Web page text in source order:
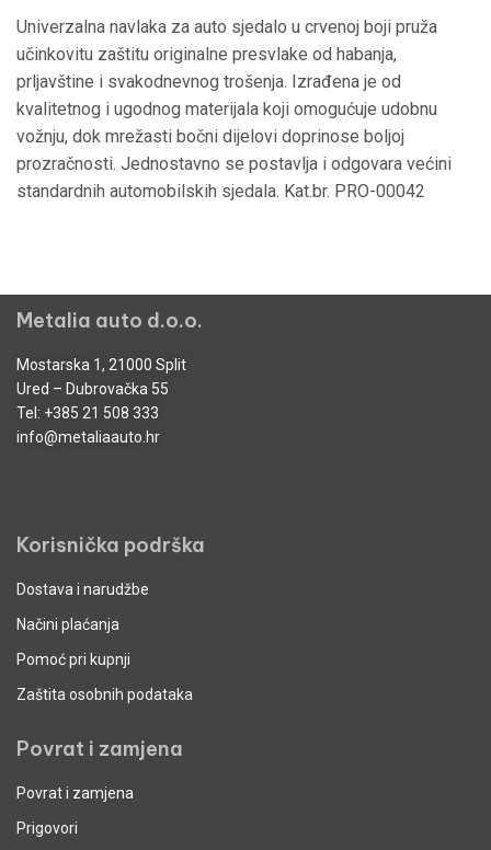
Univerzalna navlaka za auto sjedalo u crvenoj boji pruža
učinkovitu zaštitu originalne presvlake od habanja,
prljavštine i svakodnevnog trošenja. Izrađena je od
kvalitetnog i ugodnog materijala koji omogućuje udobnu
vožnju, dok mrežasti bočni dijelovi doprinose boljoj
prozračnosti. Jednostavno se postavlja i odgovara većini
standardnih automobilskih sjedala. Kat.br. PRO-00042
Metalia auto d.o.o.
Mostarska 1, 21000 Split
Ured – Dubrovačka 55
Tel: +385 21 508 333
info@metaliaauto.hr
Korisnička podrška
Dostava i narudžbe
Načini plaćanja
Pomoć pri kupnji
Zaštita osobnih podataka
Povrat i zamjena
Povrat i zamjena
Prigovori